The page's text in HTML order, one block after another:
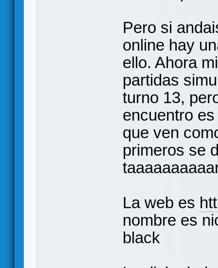
Pero si
online hay
ello. Ahora
partidas
turno 13,
encuentro
que ven
primeros se
La web es
nombre es
black